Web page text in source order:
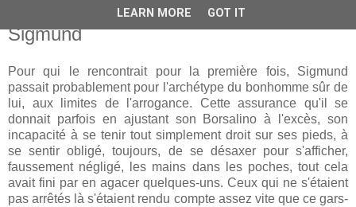
lundi 1 juillet 2013
Sigmund
Pour qui le rencontrait pour la première fois, Sigmund
passait probablement pour l'archétype du bonhomme sûr de
lui, aux limites de l'arrogance. Cette assurance qu'il se
donnait parfois en ajustant son Borsalino à l'excès, son
incapacité à se tenir tout simplement droit sur ses pieds, à
se sentir obligé, toujours, de se désaxer pour s'afficher,
faussement négligé, les mains dans les poches, tout cela
avait fini par en agacer quelques-uns. Ceux qui ne s'étaient
pas arrêtés là s'étaient rendu compte assez vite que ce gars-
LEARN MORE GOT IT